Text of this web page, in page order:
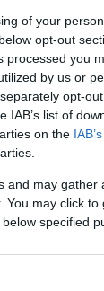
of your
opt-out
processed you
by us or
opt-
IAB’s list of
on the
and may gather
You may click to
specified